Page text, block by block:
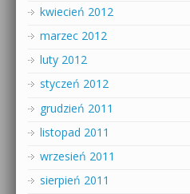
kwiecień 2012
marzec 2012
luty 2012
styczeń 2012
grudzień 2011
listopad 2011
wrzesień 2011
sierpień 2011